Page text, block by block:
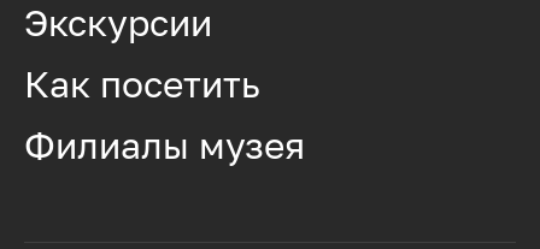
Экскурсии
Как посетить
Филиалы музея